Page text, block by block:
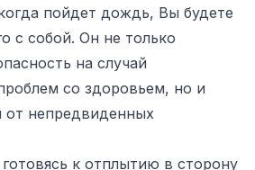
пойдет дождь, Вы будете
с собой. Он не только
на случай
со здоровьем, но и
от непредвиденных
к отплытию в сторону